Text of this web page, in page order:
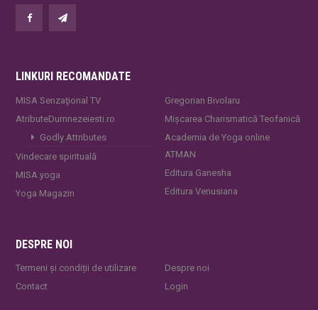
LINKURI RECOMANDATE
MISA Senzaţional TV
AtributeDumnezeiesti.ro
Godly Attributes
Vindecare spirituală
MISA.yoga
Yoga Magazin
Gregorian Bivolaru
Mișcarea Charismatică Teofanică
Academia de Yoga online
ATMAN
Editura Ganesha
Editura Venusiana
DESPRE NOI
Termeni și condiții de utilizare
Contact
Despre noi
Login